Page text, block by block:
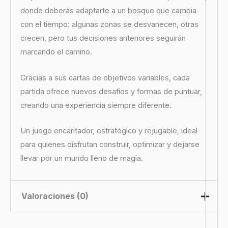
donde deberás adaptarte a un bosque que cambia
con el tiempo: algunas zonas se desvanecen, otras
crecen, pero tus decisiones anteriores seguirán
marcando el camino.
Gracias a sus cartas de objetivos variables, cada
partida ofrece nuevos desafíos y formas de puntuar,
creando una experiencia siempre diferente.
Un juego encantador, estratégico y rejugable, ideal
para quienes disfrutan construir, optimizar y dejarse
llevar por un mundo lleno de magia.
Valoraciones (0)